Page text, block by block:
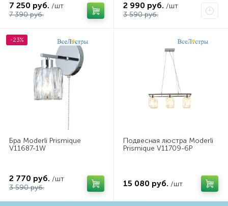
7 250 руб. /шт
7 390 руб.
2 990 руб. /шт
3 590 руб.
-23%
Бра Moderli Prismique
V11687-1W
2 770 руб. /шт
3 590 руб.
Подвесная люстра Moderli
Prismique V11709-6P
15 080 руб. /шт